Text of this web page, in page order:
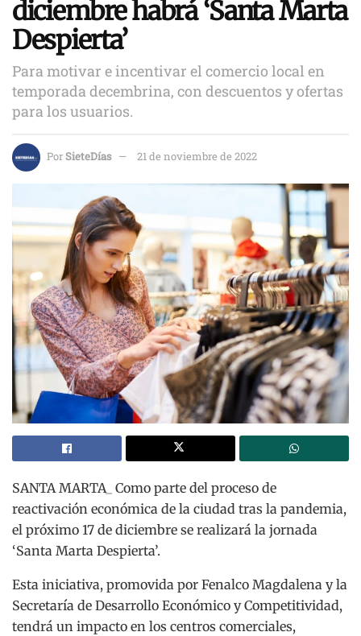
diciembre habrá ‘Santa Marta
Despierta’
Para motivar e incentivar el comercio local en
temporada decembrina, con descuentos y ofertas
para los usuarios.
PorSieteDías 21 de noviembre de 2022
SANTA MARTA_ Como parte del proceso de
reactivación económica de la ciudad tras la pandemia,
el próximo 17 de diciembre se realizará la jornada
‘Santa Marta Despierta’.
Esta iniciativa, promovida por Fenalco Magdalena y la
Secretaría de Desarrollo Económico y Competitividad,
tendrá un impacto en los centros comerciales,